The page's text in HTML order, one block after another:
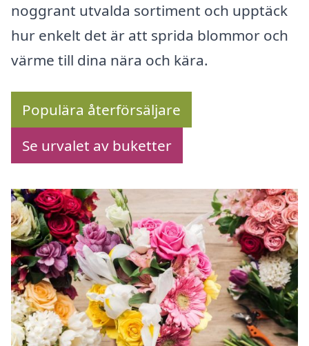
noggrant utvalda sortiment och upptäck
hur enkelt det är att sprida blommor och
värme till dina nära och kära.
Populära återförsäljare
Se urvalet av buketter